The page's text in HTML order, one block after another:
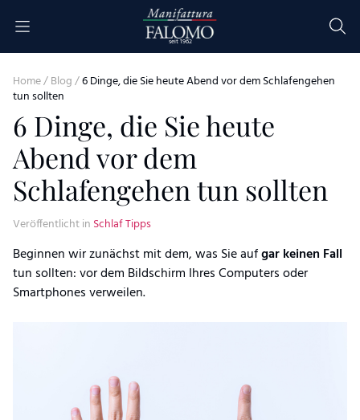
seit 1962
Home/Blog/6 Dinge, die Sie heute Abend vor dem Schlafengehen
tun sollten
6 Dinge, die Sie heute
Abend vor dem
Schlafengehen tun sollten
Veröffentlicht in Schlaf Tipps
Beginnen wir zunächst mit dem, was Sie aufgar keinen Fall
tun sollten: vor dem Bildschirm Ihres Computers oder
Smartphones verweilen.